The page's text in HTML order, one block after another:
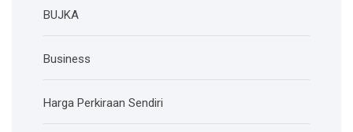
BUJKA
Business
Harga Perkiraan Sendiri